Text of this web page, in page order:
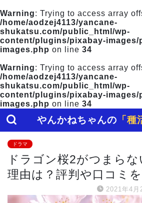
Warning: Trying to access array
/home/aodzej4113/yancane-
shukatsu.com/public_html/wp-
content/plugins/pixabay-images/
images.php on line 34
Warning: Trying to access array
/home/aodzej4113/yancane-
shukatsu.com/public_html/wp-
content/plugins/pixabay-images/
images.php on line 34
やんかねちゃんの 「種
ドラマ
ドラゴン桜2がつまら
理由は？評判や口コミを
2021年4月